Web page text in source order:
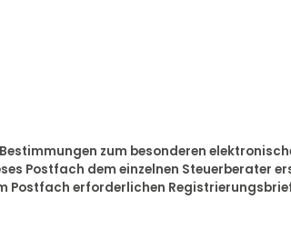
zum besonderen
Postfach dem einzelnen Steuerberater
Postfach erforderlichen